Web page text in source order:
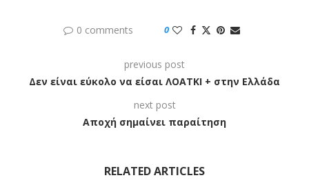
0 comments 0
previous post
Δεν είναι εύκολο να είσαι ΛΟΑΤΚΙ + στην Ελλάδα
next post
Αποχή σημαίνει παραίτηση
RELATED ARTICLES